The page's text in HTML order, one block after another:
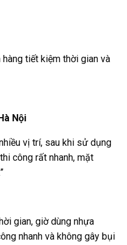
tiết kiệm thời gian và
Nội
vị trí, sau khi sử dụng
công rất nhanh, mặt
gian, giờ dùng nhựa
nhanh và không gây bụi